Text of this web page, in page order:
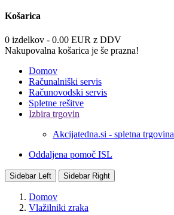
Košarica
0 izdelkov - 0.00 EUR z DDV
Nakupovalna košarica je še prazna!
Domov
Računalniški servis
Računovodski servis
Spletne rešitve
Izbira trgovin
Akcijatedna.si - spletna trgovina
Oddaljena pomoč ISL
Sidebar Left Sidebar Right
Domov
Vlažilniki zraka